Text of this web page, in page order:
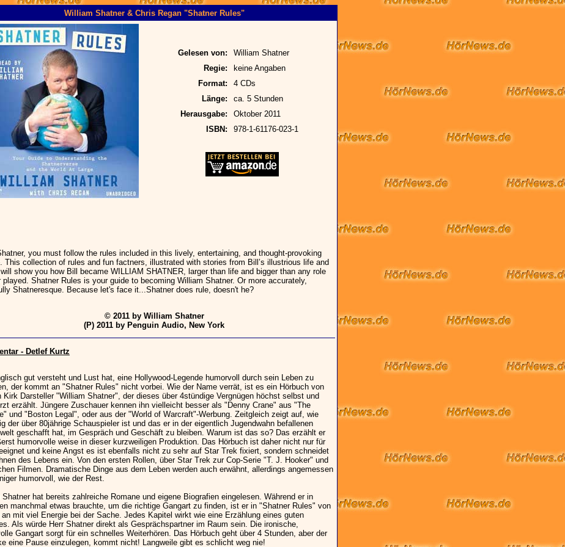
William Shatner & Chris Regan "Shatner Rules"
Gelesen von:
William Shatner
Regie:
keine Angaben
Format:
4 CDs
Länge:
ca. 5 Stunden
Herausgabe:
Oktober 2011
ISBN:
978-1-61176-023-1
you must follow the rules included in this lively, entertaining, and thought-provoking
This collection of rules and fun factners, illustrated with stories from Bill’s illustrious life and
show you how Bill became WILLIAM SHATNER, larger than life and bigger than any role
played. Shatner Rules is your guide to becoming William Shatner. Or more accurately,
Shatneresque. Because let's face it...Shatner does rule, doesn't he?
© 2011 by William Shatner
(P) 2011 by Penguin Audio, New York
- Detlef Kurtz
gut versteht und Lust hat, eine Hollywood-Legende humorvoll durch sein Leben zu
der kommt an "Shatner Rules" nicht vorbei. Wie der Name verrät, ist es ein Hörbuch von
Kirk Darsteller "William Shatner", der dieses über 4stündige Vergnügen höchst selbst und
erzählt. Jüngere Zuschauer kennen ihn vielleicht besser als "Denny Crane" aus "The
und "Boston Legal", oder aus der "World of Warcraft"-Werbung. Zeitgleich zeigt auf, wie
der über 80jährige Schauspieler ist und das er in der eigentlich Jugendwahn befallenen
geschafft hat, im Gespräch und Geschäft zu bleiben. Warum ist das so? Das erzählt er
humorvolle weise in dieser kurzweiligen Produktion. Das Hörbuch ist daher nicht nur für
und keine Angst es ist ebenfalls nicht zu sehr auf Star Trek fixiert, sondern schneidet
des Lebens ein. Von den ersten Rollen, über Star Trek zur Cop-Serie "T. J. Hooker" und
Filmen. Dramatische Dinge aus dem Leben werden auch erwähnt, allerdings angemessen
humorvoll, wie der Rest.
Shatner hat bereits zahlreiche Romane und eigene Biografien eingelesen. Während er in
manchmal etwas brauchte, um die richtige Gangart zu finden, ist er in "Shatner Rules" von
mit viel Energie bei der Sache. Jedes Kapitel wirkt wie eine Erzählung eines guten
Als würde Herr Shatner direkt als Gesprächspartner im Raum sein. Die ironische,
Gangart sorgt für ein schnelles Weiterhören. Das Hörbuch geht über 4 Stunden, aber der
eine Pause einzulegen, kommt nicht! Langweile gibt es schlicht weg nie!